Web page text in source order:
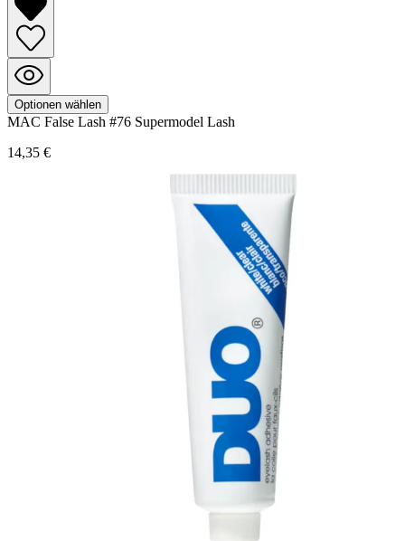
Optionen wählen
MAC False Lash #76 Supermodel Lash
14,35 €